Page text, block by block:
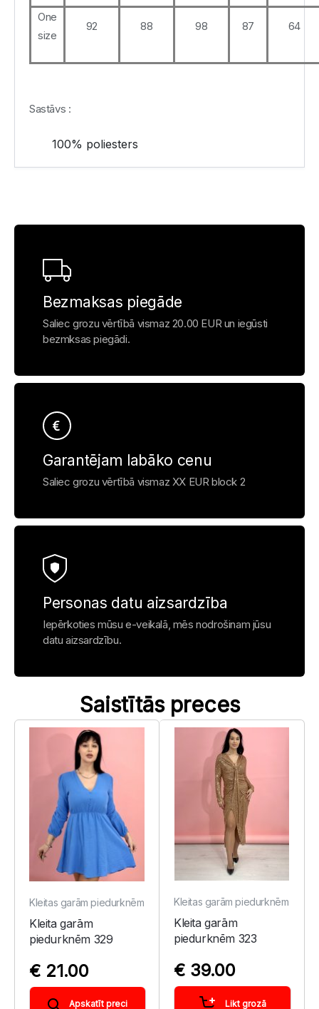
One
size
92 88 98 87 64
Sastāvs :
100% poliesters
Bezmaksas piegāde
Saliec grozu vērtībā vismaz 20.00 EUR un iegūsti
bezmksas piegādi.
Garantējam labāko cenu
Saliec grozu vērtībā vismaz XX EUR block 2
Personas datu aizsardzība
Iepērkoties mūsu e-veikalā, mēs nodrošinam jūsu
datu aizsardzību.
Saistītās preces
Kleitas garām piedurknēm
Kleita garām
piedurknēm 329
€ 21.00
Apskatīt preci
Kleitas garām piedurknēm
Kleita garām
piedurknēm 323
€ 39.00
Likt grozā